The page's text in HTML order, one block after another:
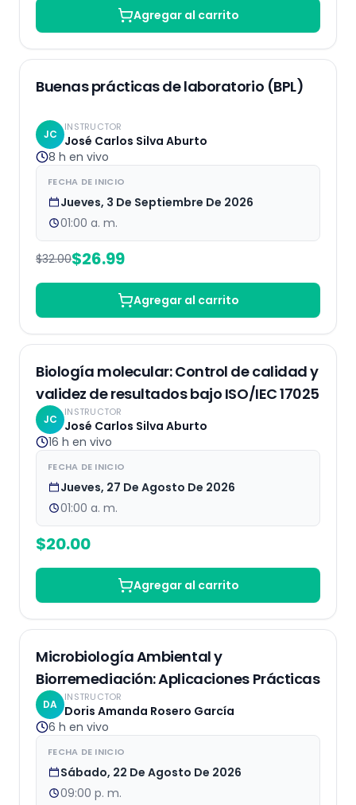
Agregar al carrito
16% OFF EN VIVO
Buenas prácticas de laboratorio (BPL)
JC
INSTRUCTOR
José Carlos Silva Aburto
8 h en vivo
FECHA DE INICIO
Jueves, 3 De Septiembre De 2026
01:00 a. m.
$32.00$26.99
Agregar al carrito
EN VIVO
Biología molecular: Control de calidad y
validez de resultados bajo ISO/IEC 17025
JC
INSTRUCTOR
José Carlos Silva Aburto
16 h en vivo
FECHA DE INICIO
Jueves, 27 De Agosto De 2026
01:00 a. m.
$20.00
Agregar al carrito
Microbiología Ambiental y
Biorremediación: Aplicaciones Prácticas
DA
INSTRUCTOR
Doris Amanda Rosero García
6 h en vivo
FECHA DE INICIO
Sábado, 22 De Agosto De 2026
09:00 p. m.